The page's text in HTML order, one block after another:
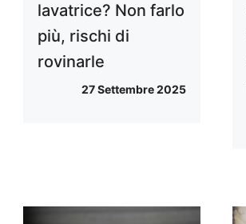
lavatrice? Non farlo
più, rischi di
rovinarle
27 Settembre 2025